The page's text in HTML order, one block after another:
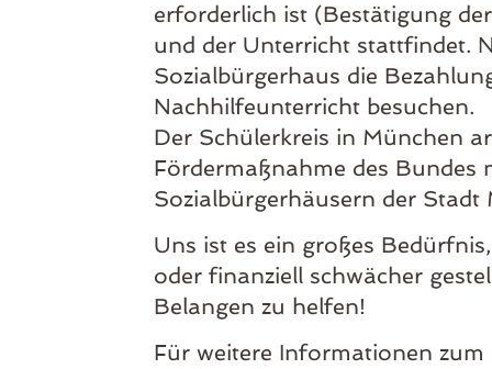
erforderlich ist (Bestätigung
und der Unterricht stattfindet.
Sozialbürgerhaus die
Nachhilfeunterricht besuchen.
Der Schülerkreis in München
Fördermaßnahme des Bundes
Sozialbürgerhäusern der Stadt
Uns ist es ein großes
oder finanziell schwächer
Belangen zu helfen!
Für weitere Informationen